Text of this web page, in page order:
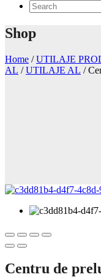
Shop
Home /UTILAJE
AL /UTILAJE AL /
Centru de